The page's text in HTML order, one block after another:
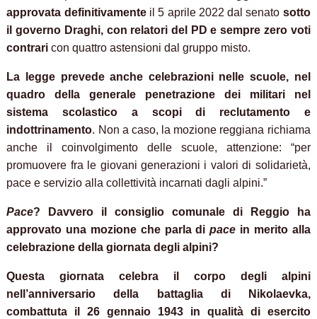
approvata definitivamenteil 5 aprile 2022 dal senato sotto
il governo Draghi, con relatori del PD e sempre zero voti
contrari con quattro astensioni dal gruppo misto.
La legge prevede anche celebrazioni nelle scuole, nel
quadro della generale penetrazione dei militari nel
sistema scolastico a scopi di reclutamento e
indottrinamento. Non a caso, la mozione reggiana richiama
anche il coinvolgimento delle scuole, attenzione: “per
promuovere fra le giovani generazioni i valori di solidarietà,
pace e servizio alla collettività incarnati dagli alpini.”
Pace? Davvero il consiglio comunale di Reggio ha
approvato una mozione che parla dipace in merito alla
celebrazione della giornata degli alpini?
Questa giornata celebra il corpo degli alpini
nell’anniversario della battaglia di Nikolaevka,
combattuta il 26 gennaio 1943 in qualità di esercito